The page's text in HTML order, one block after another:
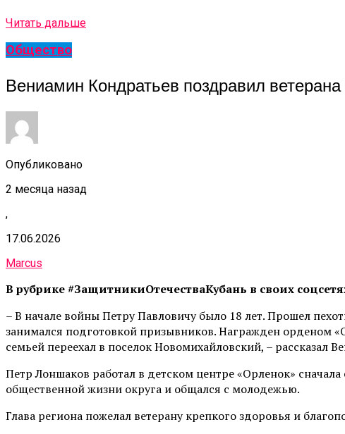
Читать дальше
Общество
Вениамин Кондратьев поздравил
Опубликовано
2 месяца назад
,
17.06.2026
Marcus
В рубрике #ЗащитникиОтечестваКубань в своих
– В начале войны Петру Павловичу было 18 лет. Прошел
занимался подготовкой призывников. Награжден орденом
семьей переехал в поселок Новомихайловский, – рассказал
Петр Лоншаков работал в детском центре «Орленок»
общественной жизни округа и общался с молодежью.
Глава региона пожелал ветерану крепкого здоровья и